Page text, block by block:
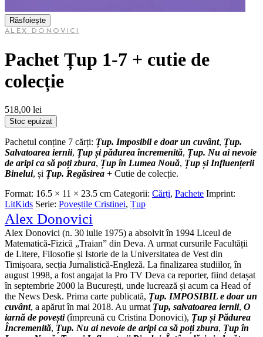
Răsfoiește
ALEX DONOVICI
Pachet Țup 1-7 + cutie de
colecție
518,00 lei
Stoc epuizat
Pachetul conține 7 cărți: Țup. Imposibil e doar un cuvânt, Țup.
Salvatoarea iernii, Țup și pădurea încremenită, Țup. Nu ai nevoie
de aripi ca să poți zbura, Țup în Lumea Nouă, Țup și Influențerii
Binelui, și Țup. Regăsirea + Cutie de colecție.
Format: 16.5 × 11 × 23.5 cm Categorii: Cărți, Pachete Imprint:
LitKids Serie: Poveștile Cristinei, Țup
Alex Donovici
Alex Donovici (n. 30 iulie 1975) a absolvit în 1994 Liceul de
Matematică-Fizică „Traian” din Deva. A urmat cursurile Facultății
de Litere, Filosofie și Istorie de la Universitatea de Vest din
Timișoara, secția Jurnalistică-Engleză. La finalizarea studiilor, în
august 1998, a fost angajat la Pro TV Deva ca reporter, fiind detașat
în septembrie 2000 la București, unde lucrează și acum ca Head of
the News Desk. Prima carte publicată, Țup. IMPOSIBIL e doar un
cuvânt, a apărut în mai 2018. Au urmat Țup, salvatoarea iernii, O
iarnă de povești(împreună cu Cristina Donovici), Țup și Pădurea
Încremenită, Țup. Nu ai nevoie de aripi ca să poți zbura, Țup în